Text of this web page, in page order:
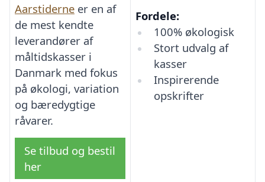
Aarstiderne er en af
de mest kendte
leverandører af
måltidskasser i
Danmark med fokus
på økologi, variation
og bæredygtige
råvarer.
Se tilbud og bestil
her
Fordele:
100% økologisk
Stort udvalg af
kasser
Inspirerende
opskrifter